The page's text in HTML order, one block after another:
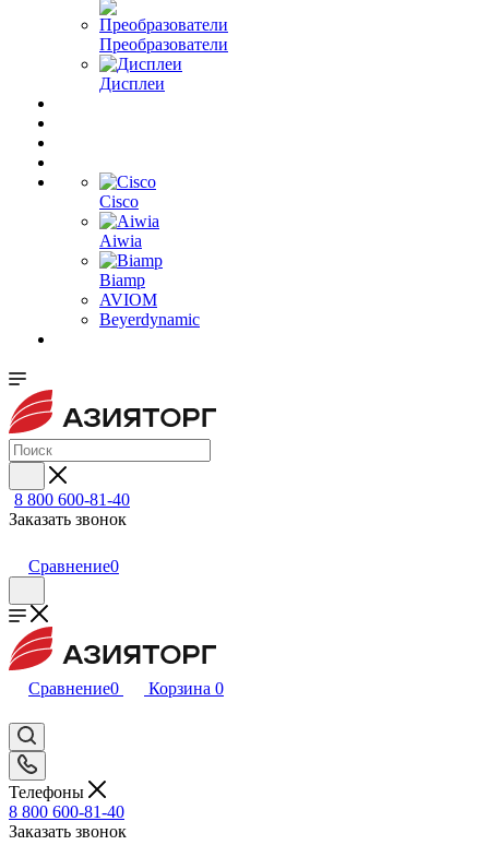
Преобразователи
Дисплеи
Cisco
Aiwia
Biamp
AVIOM
Beyerdynamic
8 800 600-81-40
Заказать звонок
Сравнение0
Сравнение0 Корзина 0
Телефоны
8 800 600-81-40
Заказать звонок